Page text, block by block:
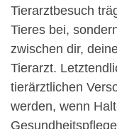
Tierarztbesuch
Tieres bei,
zwischen dir,
Tierarzt.
tierärztlichen
werden, wenn